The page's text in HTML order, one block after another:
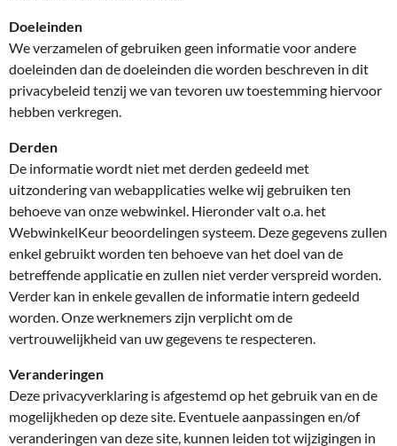
Doeleinden
We verzamelen of gebruiken geen informatie voor andere
doeleinden dan de doeleinden die worden beschreven in dit
privacybeleid tenzij we van tevoren uw toestemming hiervoor
hebben verkregen.
Derden
De informatie wordt niet met derden gedeeld met
uitzondering van webapplicaties welke wij gebruiken ten
behoeve van onze webwinkel. Hieronder valt o.a. het
WebwinkelKeur beoordelingen systeem. Deze gegevens zullen
enkel gebruikt worden ten behoeve van het doel van de
betreffende applicatie en zullen niet verder verspreid worden.
Verder kan in enkele gevallen de informatie intern gedeeld
worden. Onze werknemers zijn verplicht om de
vertrouwelijkheid van uw gegevens te respecteren.
Veranderingen
Deze privacyverklaring is afgestemd op het gebruik van en de
mogelijkheden op deze site. Eventuele aanpassingen en/of
veranderingen van deze site, kunnen leiden tot wijzigingen in